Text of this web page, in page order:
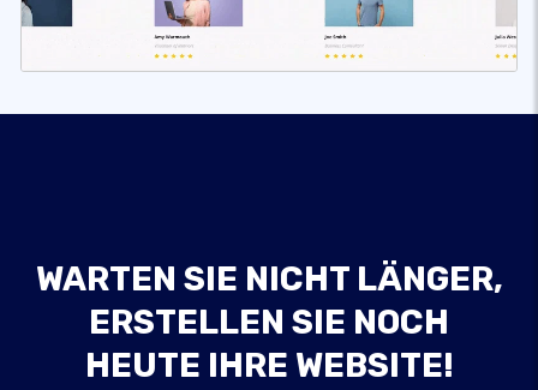
WARTEN SIE NICHT LÄNGER,
ERSTELLEN SIE NOCH
HEUTE IHRE WEBSITE!